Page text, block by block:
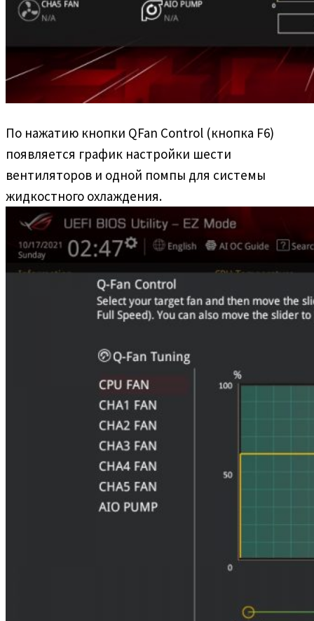
По нажатию кнопки QFan Control (кнопка F6)
появляется график настройки шести
вентиляторов и одной помпы для системы
жидкостного охлаждения.